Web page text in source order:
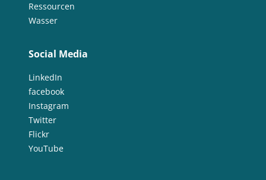
Ressourcen
Wasser
Social Media
LinkedIn
facebook
Instagram
Twitter
Flickr
YouTube